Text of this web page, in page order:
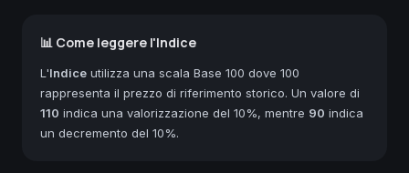
📊 Come leggere l'Indice
L'Indice utilizza una scala Base 100 dove 100
rappresenta il prezzo di riferimento storico. Un valore di
110 indica una valorizzazione del 10%, mentre 90 indica
un decremento del 10%.